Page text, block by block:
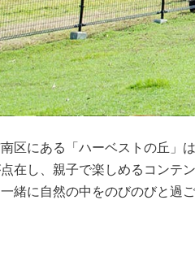
区にある「ハーベストの丘
在し、親子で楽しめるコンテ
緒に自然の中をのびのびと過